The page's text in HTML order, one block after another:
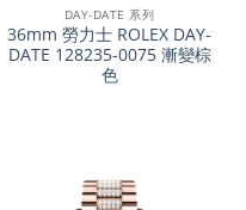
DAY-DATE 系列
36mm 勞力士 ROLEX DAY-
DATE 128235-0075 漸變棕
色